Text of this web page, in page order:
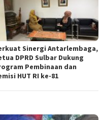
Sinergi Antarlembaga,
DPRD Sulbar Dukung
Pembinaan dan
HUT RI ke-81